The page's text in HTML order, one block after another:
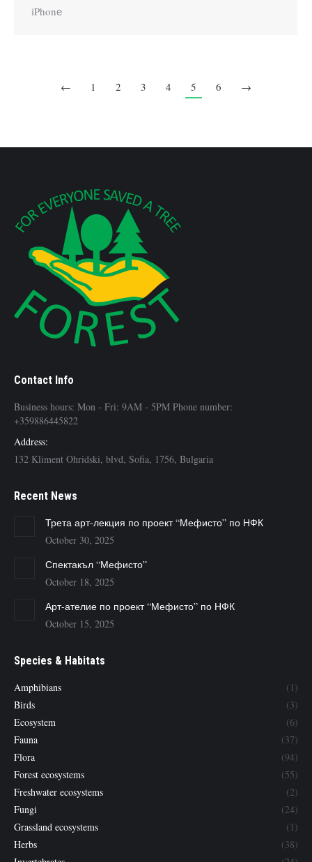
iPhonе
← 1 2 3 4 5 6 →
Contact Info
Business hours: Mon - Fri: 9AM - 5PM Phone number:
+359886445822
Address:
132 Kliment Ohridski, blvd, Sofia, 1756, Bulgaria
Recent News
Трета арт-лекция по проект “Мефисто” по НФК
October 30, 2025
Спектакъл “Мефисто”
October 18, 2025
Арт-ателие по проект “Мефисто” по НФК
October 15, 2025
Species & Habitats
Amphibians
(1)
Birds
(3)
Ecosystem
(6)
Fauna
(37)
Flora
(94)
Forest ecosystems
(55)
Freshwater ecosystems
(2)
Fungi
(24)
Grassland ecosystems
(1)
Herbs
(38)